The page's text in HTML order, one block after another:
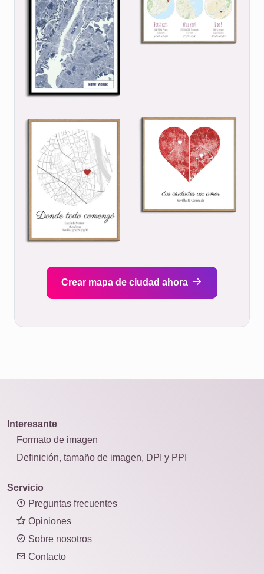
Crear mapa de ciudad ahora
Interesante
Formato de imagen
Definición, tamaño de imagen, DPI y PPI
Servicio
Preguntas frecuentes
Opiniones
Sobre nosotros
Contacto